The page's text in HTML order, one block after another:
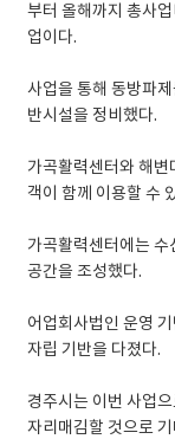
부터 올해까지 총사
업이다.
사업을 통해 동방파
반시설을 정비했다.
가곡활력센터와 해
객이 함께 이용할 수
가곡활력센터에는 수
공간을 조성했다.
어업회사법인 운영
자립 기반을 다졌다.
경주시는 이번 사업
자리매김할 것으로